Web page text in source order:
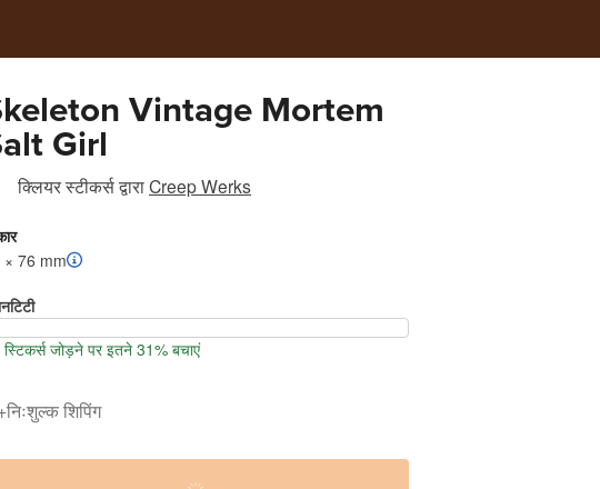
Vintage Mortem
Girl
क्लियर स्टीकर्सद्वाराCreep Werks
× 76 mm
जोड़ने पर इतने 31% बचाएं
निःशुल्क शिपिंग